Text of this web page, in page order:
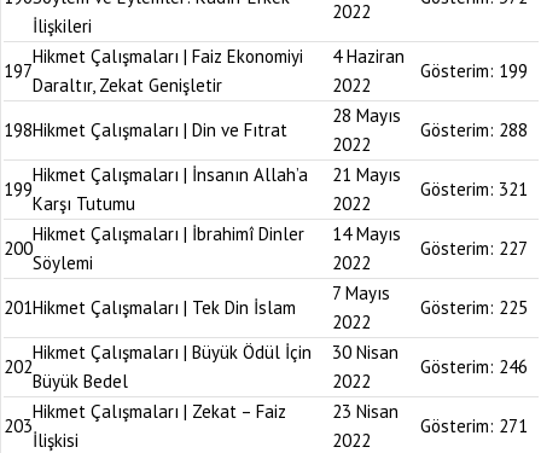
İlişkileri
2022
197
Hikmet Çalışmaları | Faiz Ekonomiyi
Daraltır, Zekat Genişletir
4 Haziran
2022
Gösterim: 199
198Hikmet Çalışmaları | Din ve Fıtrat
28 Mayıs
2022
Gösterim: 288
199
Hikmet Çalışmaları | İnsanın Allah’a
Karşı Tutumu
21 Mayıs
2022
Gösterim: 321
200
Hikmet Çalışmaları | İbrahimî Dinler
Söylemi
14 Mayıs
2022
Gösterim: 227
201Hikmet Çalışmaları | Tek Din İslam
7 Mayıs
2022
Gösterim: 225
202
Hikmet Çalışmaları | Büyük Ödül İçin
Büyük Bedel
30 Nisan
2022
Gösterim: 246
203
Hikmet Çalışmaları | Zekat – Faiz
İlişkisi
23 Nisan
2022
Gösterim: 271